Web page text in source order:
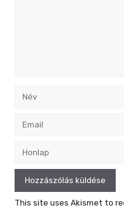
This site uses Akismet to